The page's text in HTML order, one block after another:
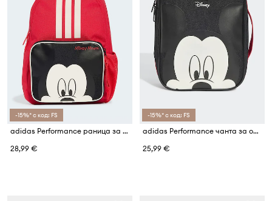
-15%* с код: FS
adidas Performance раница за деца DISNEY MICKEY MOUSE
28,99 €
-15%* с код: FS
adidas Performance чанта за обяд за деца DISNEY MICKEY MOUSE
25,99 €